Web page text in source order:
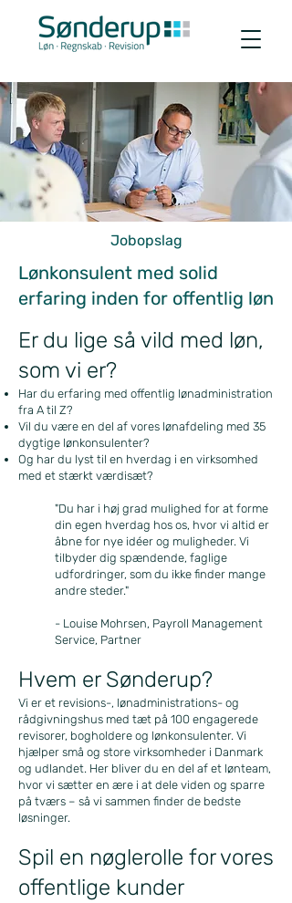
Jobopslag
Lønkonsulent med solid
erfaring inden for offentlig løn
Er du lige så vild med løn,
som vi er?
Har du erfaring med offentlig lønadministration
fra A til Z?
Vil du være en del af vores lønafdeling med 35
dygtige lønkonsulenter?
Og har du lyst til en hverdag i en virksomhed
med et stærkt værdisæt?
"Du har i høj grad mulighed for at forme
din egen hverdag hos os, hvor vi altid er
åbne for nye idéer og muligheder. Vi
tilbyder dig spændende, faglige
udfordringer, som du ikke finder mange
andre steder."
- Louise Mohrsen, Payroll Management
Service, Partner
Hvem er Sønderup?
Vi er et revisions-, lønadministrations- og
rådgivningshus med tæt på 100 engagerede
revisorer, bogholdere og lønkonsulenter. Vi
hjælper små og store virksomheder i Danmark
og udlandet. Her bliver du en del af et lønteam,
hvor vi sætter en ære i at dele viden og sparre
på tværs – så vi sammen finder de bedste
løsninger.
Spil en nøglerolle for vores
offentlige kunder